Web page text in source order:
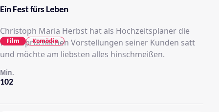
Ein Fest fürs Leben
Christoph Maria Herbst hat als Hochzeitsplaner die
widersprüchlichen Vorstellungen seiner Kunden satt
und möchte am liebsten alles hinschmeißen.
102
Min.
Film Komödie